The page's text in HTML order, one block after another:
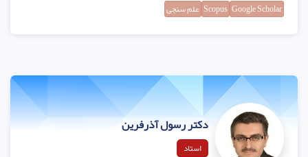
Google Scholar
Scopus علم سنجی
دکتر رسول آذرفرین
استاد